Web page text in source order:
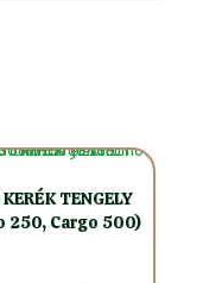
KERÉK TENGELY
250, Cargo 500)